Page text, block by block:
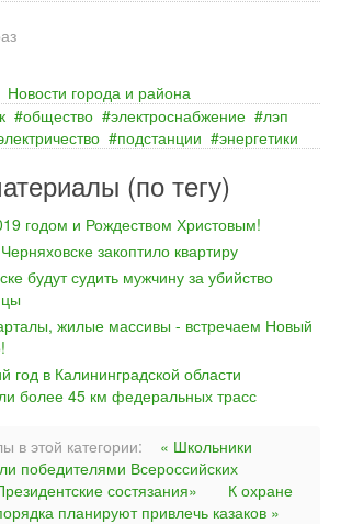
Новости города и района
общество электроснабжение
лэп
подстанции энергетики
(по тегу)
годом и Рождеством Христовым!
закоптило квартиру
будут судить мужчину за убийство
жилые массивы - встречаем Новый
год в Калининградской области
более 45 км федеральных трасс
в этой категории:
« Школьники
победителями Всероссийских
состязания»
К охране
планируют привлечь казаков »